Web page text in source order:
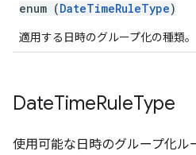
enum (DateTimeRuleType)
適用する日時のグループ化の種類。
DateTimeRuleType
使用可能な日時のグループ化ル